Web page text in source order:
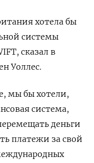
хотела бы
системы
сказал в
Уоллес.
мы бы хотели,
система,
деньги
платежи за свой